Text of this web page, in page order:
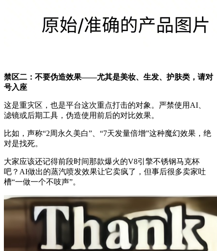
禁区二：不要伪造效果——尤其是美妆、生发、护肤类，请对
号入座
这是重灾区，也是平台这次重点打击的对象。严禁使用AI、
滤镜或后期工具，伪造使用前后的对比效果。
比如，声称“2周永久美白”、“7天发量倍增”这种魔幻效果，绝
对是找死。
大家应该还记得前段时间那款爆火的V8引擎不锈钢马克杯
吧？AI做出的蒸汽喷发效果让它卖疯了，但事后很多卖家吐
槽“一做一个不吱声”。